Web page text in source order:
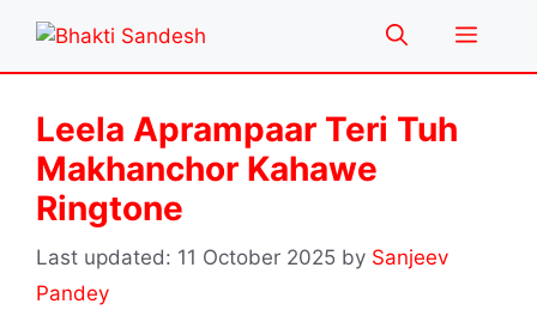
content
Menu
Leela Aprampaar Teri Tuh
Makhanchor Kahawe
Ringtone
11 October 2025 by Sanjeev
Pandey